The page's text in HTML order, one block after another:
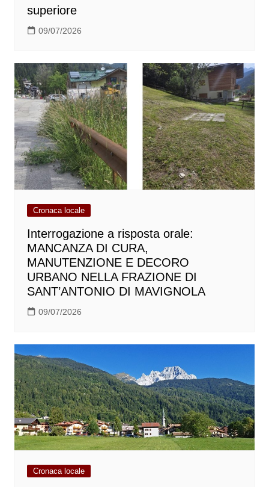
superiore
09/07/2026
Cronaca locale
Interrogazione a risposta orale:
MANCANZA DI CURA,
MANUTENZIONE E DECORO
URBANO NELLA FRAZIONE DI
SANT’ANTONIO DI MAVIGNOLA
09/07/2026
Cronaca locale